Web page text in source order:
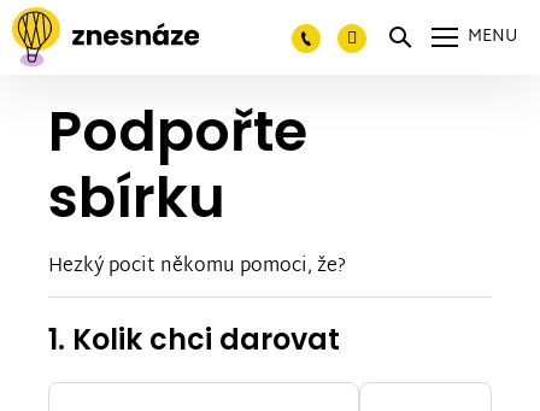
MENU
Podpořte
sbírku
Hezký pocit někomu pomoci, že?
1. Kolik chci darovat